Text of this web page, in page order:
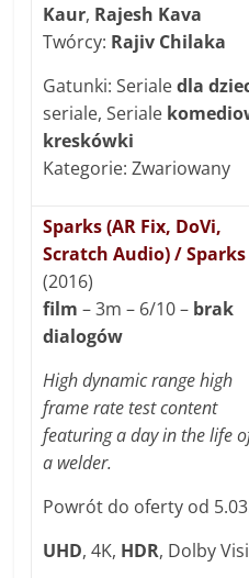
Kaur, Rajesh Kava
Twórcy: Rajiv Chilaka
Gatunki: Serialedla
seriale, Seriale
kreskówki
Kategorie: Zwariowany
Sparks (AR Fix, DoVi,
Scratch Audio) / Sparks
(2016)
film – 3m – 6/10 – brak
dialogów
High dynamic range high
frame rate test content
featuring a day in the life
a welder.
Powrót do oferty od
UHD, 4K, HDR, Dolby